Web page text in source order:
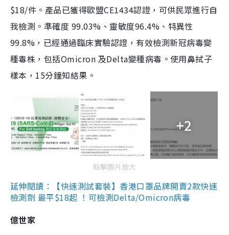
$18/件。產品已獲得歐盟CE1434認證，可供民眾進行自
我檢測。準確度 99.03%、靈敏度96.4%、特異性
99.8%，已經通過臨床實驗認證，有效檢測新冠病毒變
種毒株，包括Omicron 及Delta變種病毒。使用鼻拭子
樣本，15分鐘知結果。
+2
點擊圖片放大
延伸閱讀：【快速測試套裝】香港口罩品牌開賣2款快速
檢測劑 最平$18起 ！可檢測Delta/Omicron病毒
億世家